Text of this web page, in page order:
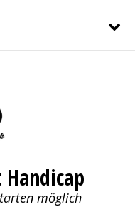
möglich